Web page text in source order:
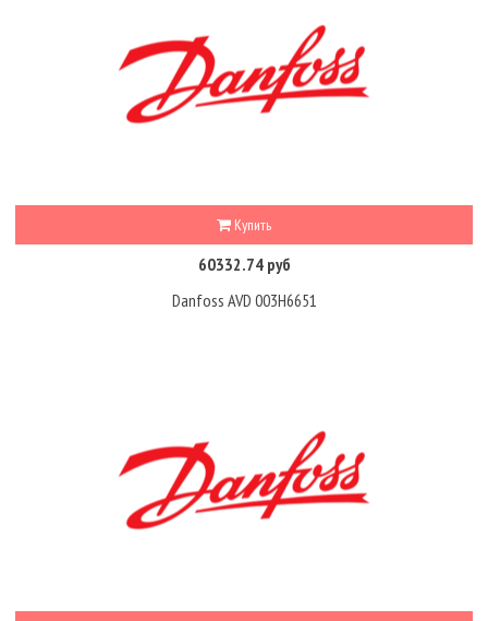
Купить
60332.74 руб
Danfoss AVD 003H6651